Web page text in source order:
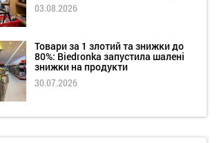
03.08.2026
Товари за 1 злотий та знижки до
80%: Biedronka запустила шалені
знижки на продукти
30.07.2026